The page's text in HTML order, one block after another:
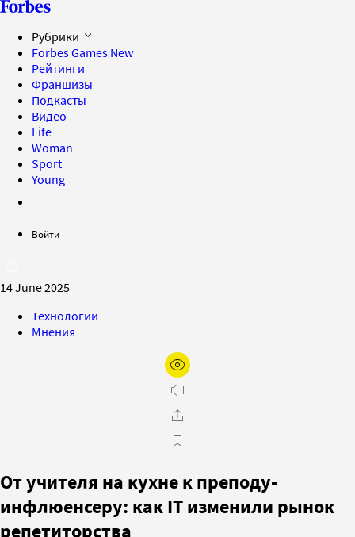
Рубрики
Forbes Games New
Рейтинги
Франшизы
Подкасты
Видео
Life
Woman
Sport
Young
Войти
14 June 2025
Технологии
Мнения
От учителя на кухне к преподу-
инфлюенсеру: как IT изменили рынок
репетиторства